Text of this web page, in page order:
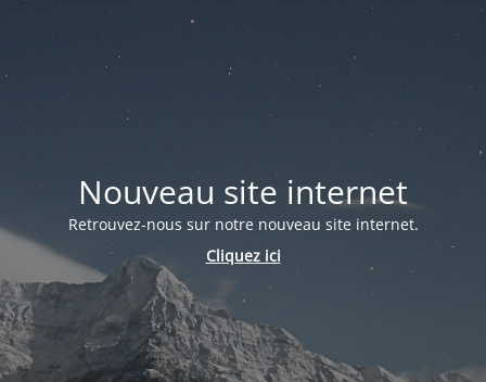
Nouveau site internet
Retrouvez-nous sur notre nouveau site internet.
Cliquez ici